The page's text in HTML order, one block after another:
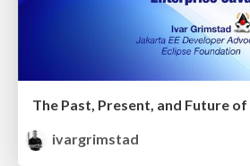
The Past, Present, and Future
ivargrimstad